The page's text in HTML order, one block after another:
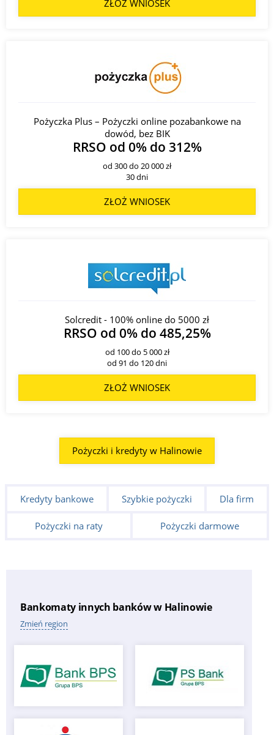
ZŁOŻ WNIOSEK
Pożyczka Plus – Pożyczki online pozabankowe na
dowód, bez BIK
RRSO od 0% do 312%
od 300 do 20 000 zł
30 dni
ZŁOŻ WNIOSEK
Solcredit - 100% online do 5000 zł
RRSO od 0% do 485,25%
od 100 do 5 000 zł
od 91 do 120 dni
ZŁOŻ WNIOSEK
Pożyczki i kredyty w Halinowie
Kredyty bankowe Szybkie pożyczki Dla firm
Pożyczki na raty Pożyczki darmowe
Bankomaty innych banków w Halinowie
Zmień region